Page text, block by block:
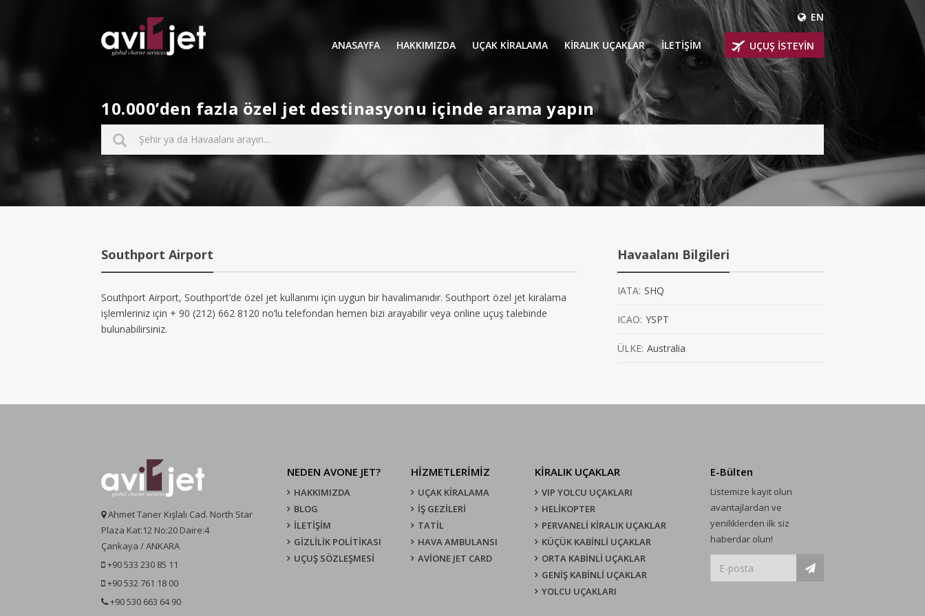
EN
ANASAYFA HAKKIMIZDA UÇAK KİRALAMA
İŞ GEZİLERİ TATİL
AVİONE JET CARD
KIRALIK UÇAKLAR
VIP YOLCU UÇAKLARI
HELİKOPTER
KÜÇÜK KABİNLİ UÇAKLAR
ORTA KABİNLİ UÇAKLAR
YOLCU UÇAKLARI
İLETİŞİM UÇUŞ İSTEYİN
10.000’den fazla özel jet destinasyonu içinde arama yapın
Southport Airport
Southport Airport, Southport’de özel jet kullanımı için uygun bir havalimanıdır. Southport özel jet kiralama
işlemleriniz için + 90 (212) 662 8120 no’lu telefondan hemen bizi arayabilir veya online uçuş talebinde
bulunabilirsiniz.
Havaalanı Bilgileri
IATA: SHQ
ICAO: YSPT
ÜLKE: Australia
Ahmet Taner Kışlalı Cad. North Star
Plaza Kat:12 No:20 Daire:4
Çankaya / ANKARA
+90 533 230 85 11
+90 532 761 18 00
+90 530 663 64 90
NEDEN AVONE JET?
HAKKIMIZDA
BLOG
İLETİŞİM
GİZLİLİK POLİTİKASI
UÇUŞ SÖZLEŞMESI
HİZMETLERİMİZ
UÇAK KIRALAMA
İŞ GEZİLERİ
TATİL
HAVA AMBULANSI
AVİONE JET CARD
KIRALIK UÇAKLAR
VIP YOLCU UÇAKLARI
HELİKOPTER
PERVANELİ KİRALIK UÇAKLAR
KÜÇÜK KABİNLİ UÇAKLAR
ORTA KABİNLİ UÇAKLAR
GENİŞ KABİNLİ UÇAKLAR
YOLCU UÇAKLARI
E-Bülten
Listemize kayıt olun
avantajlardan ve
yeniliklerden ilk siz
haberdar olun!